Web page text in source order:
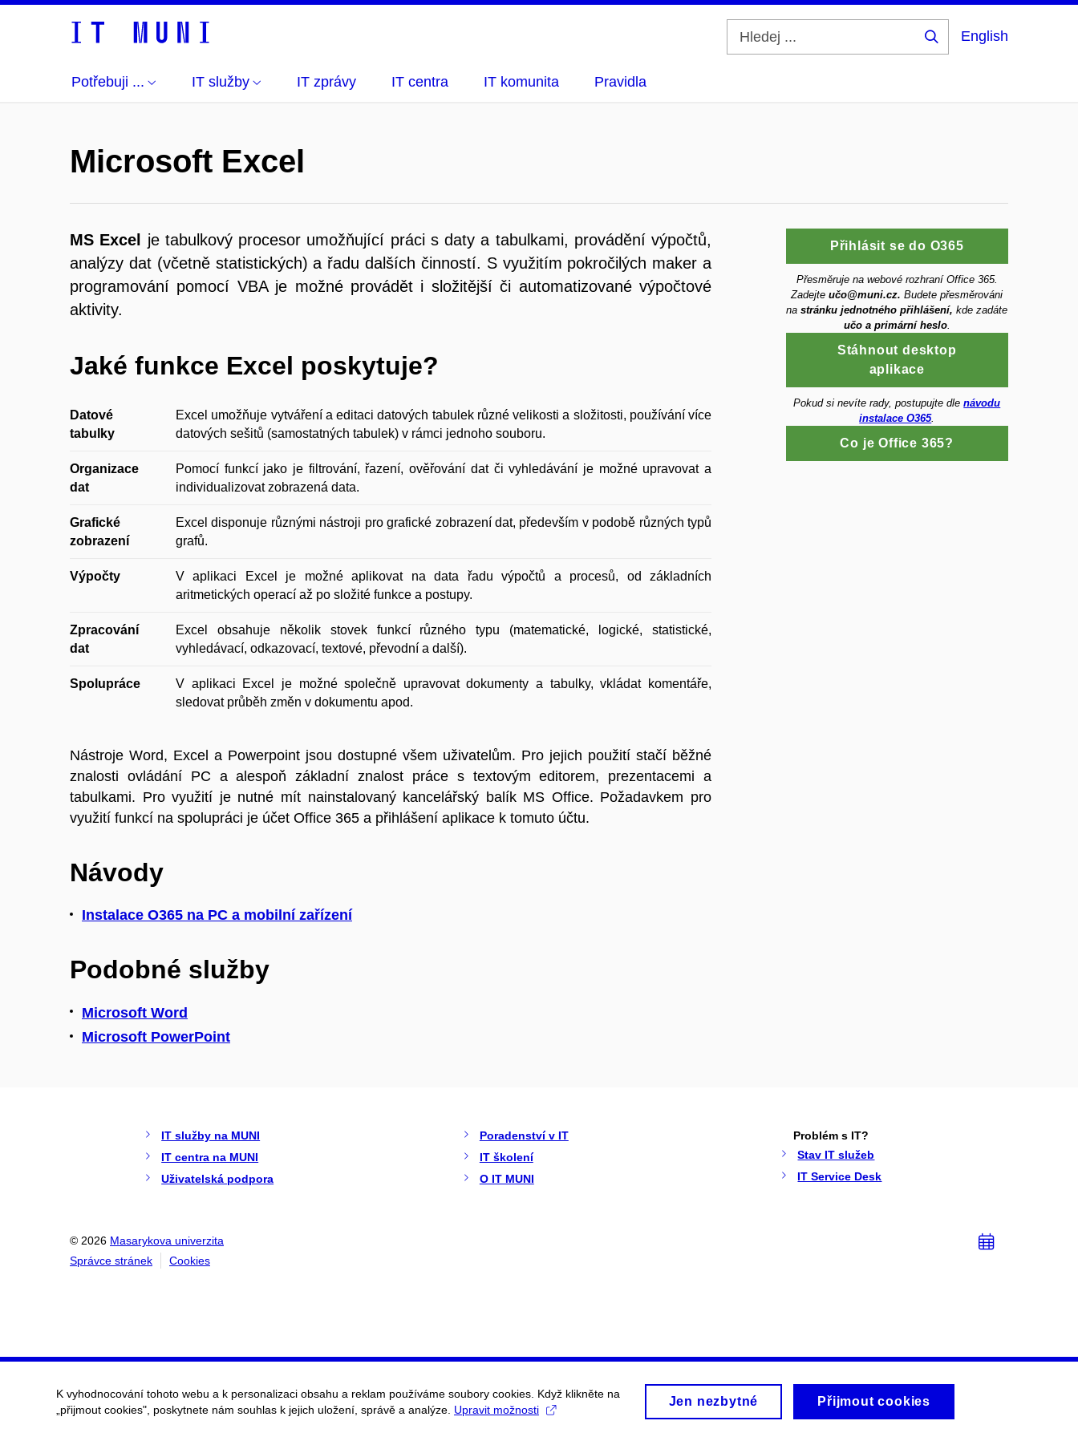
English
Potřebuji ... IT služby IT zprávy IT centra IT komunita Pravidla
Microsoft Excel
MS Excel
je tabulkový procesor umožňující práci s daty a tabulkami, provádění výpočtů,
analýzy dat (včetně statistických) a řadu dalších činností. S využitím pokročilých maker a
programování pomocí VBA je možné provádět i složitější či automatizované výpočtové
aktivity.
Jaké funkce Excel poskytuje?
Datové
tabulky
Excel umožňuje vytváření a editaci datových tabulek různé velikosti a složitosti, používání více
datových sešitů (samostatných tabulek) v rámci jednoho souboru.
Organizace
dat
Pomocí funkcí jako je filtrování, řazení, ověřování dat či vyhledávání je možné upravovat a
individualizovat zobrazená data.
Grafické
zobrazení
Excel disponuje různými nástroji pro grafické zobrazení dat, především v podobě různých typů
grafů.
Výpočty
V aplikaci Excel je možné aplikovat na data řadu výpočtů a procesů, od základních
aritmetických operací až po složité funkce a postupy.
Zpracování
dat
Excel obsahuje několik stovek funkcí různého typu (matematické, logické, statistické,
vyhledávací, odkazovací, textové, převodní a další).
Spolupráce
V aplikaci Excel je možné společně upravovat dokumenty a tabulky, vkládat komentáře,
sledovat průběh změn v dokumentu apod.
Nástroje Word, Excel a Powerpoint jsou dostupné všem uživatelům. Pro jejich použití stačí běžné
znalosti ovládání PC a alespoň základní znalost práce s textovým editorem, prezentacemi a
tabulkami. Pro využití je nutné mít nainstalovaný kancelářský balík MS Office. Požadavkem pro
využití funkcí na spolupráci je účet Office 365 a přihlášení aplikace k tomuto účtu.
Návody
Instalace O365 na PC a mobilní zařízení
Podobné služby
Microsoft Word
Microsoft PowerPoint
Přihlásit se do O365
Přesměruje na webové rozhraní Office 365.
Zadejteučo@muni.cz.Budete přesměrováni
na stránku jednotného přihlášení,kde zadáte
učo a primární heslo.
Stáhnout desktop
aplikace
Pokud si nevíte rady, postupujte dlenávodu
instalace O365.
Co je Office 365?
IT služby na MUNI
IT centra na MUNI
Uživatelská podpora
Poradenství v IT
IT školení
O IT MUNI
Problém s IT?
Stav IT služeb
IT Service Desk
© 2026 Masarykova univerzita
Správce stránek
Cookies
Přidat
K vyhodnocování tohoto webu a k personalizaci obsahu a reklam používáme soubory cookies. Když klikněte na
„přijmout cookies", poskytnete nám souhlas k jejich uložení, správě a analýze. Upravit možnosti
Jen nezbytné Přijmout cookies